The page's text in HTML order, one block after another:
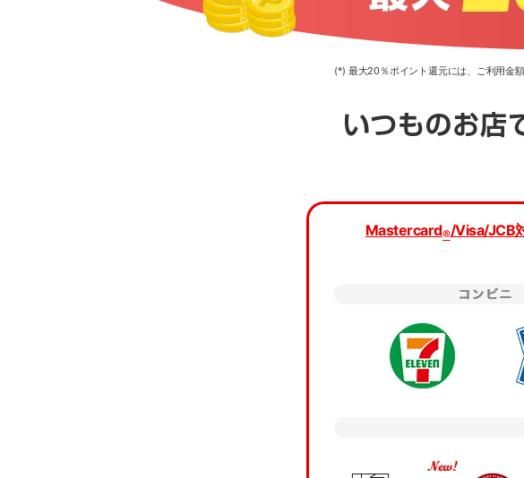
(*) 最大20％ポイント還元には、ご利用金
Mastercard®/Visa/JCB
カード種類・国際ブランド
学生
下記事項
・個人関連情報の第三者提供
お客さまがスマート口座開設アプリへのリン
の分析や広告費用の精算に利用するため、
いてその情報をお客さまのお申し込み情報と紐